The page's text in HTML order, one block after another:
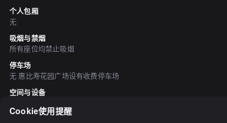
个人包厢
无
吸烟与禁烟
所有座位均禁止吸烟
停车场
无 惠比寿花园广场设有收费停车场
空间与设备
Cookie使用提醒